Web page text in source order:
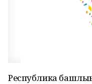
Республика